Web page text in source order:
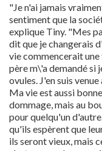
"Je n'ai jamais
sentiment que la
explique Tiny. "Mes
dit que je changerais
vie commencerait
père m\'a demandé si
ovules. J'en suis
Ma vie est aussi
dommage, mais au
pour quelqu'un
qu'ils espèrent que
ils seront vieux, mais